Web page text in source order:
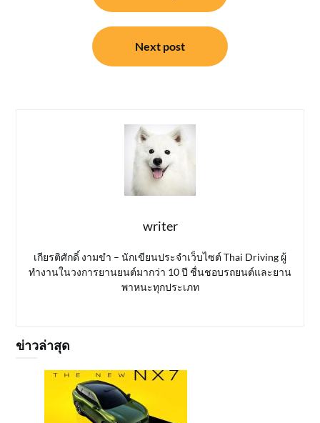
Next post
writer
เกียรติศักดิ์ งามขำ – นักเขียนประจำเว็บไซต์ Thai Driving ผู้
ทำงานในวงการยานยนต์มากว่า 10 ปี ชื่นชอบรถยนต์และยาน
พาหนะทุกประเภท
ข่าวล่าสุด